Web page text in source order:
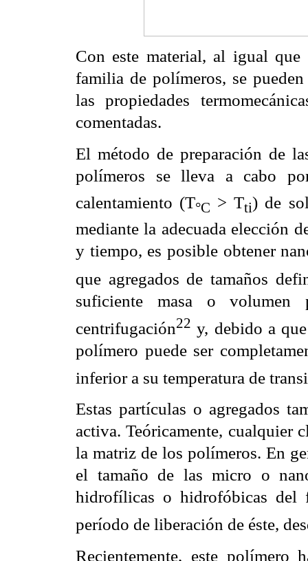
Con este material, al igual que
familia de polímeros, se
las propiedades
comentadas.
El método de preparación de
polímeros se lleva a cabo
calentamiento (T°C > Tti) de
mediante la adecuada elección
y tiempo, es posible obtener
que agregados de tamaños
suficiente masa o volumen
centrifugación22 y, debido a
polímero puede ser
inferior a su temperatura de
Estas partículas o agregados
activa. Teóricamente, cualquier
la matriz de los polímeros. En
el tamaño de las micro o
hidrofílicas o hidrofóbicas del
período de liberación de éste,
Recientemente, este polímero